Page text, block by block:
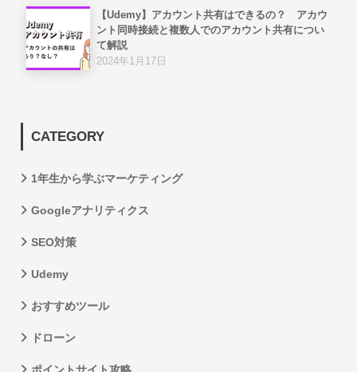
【Udemy】アカウント共有はできるの？ アカウ
ント同時接続と複数人でのアカウント共有につい
て解説
2024年1月17日
CATEGORY
1年生から学ぶマーケティング
Googleアナリティクス
SEO対策
Udemy
おすすめツール
ドローン
ポイントサイト攻略